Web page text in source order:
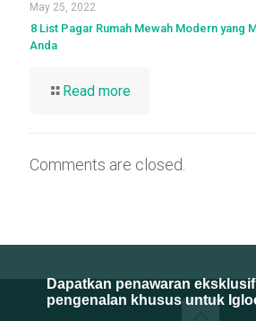
May 25, 2022
8 List Pagar Rumah Mewah Modern yang
Anda
Read more
Comments are closed.
Dapatkan penawaran
pengenalan khusus untuk